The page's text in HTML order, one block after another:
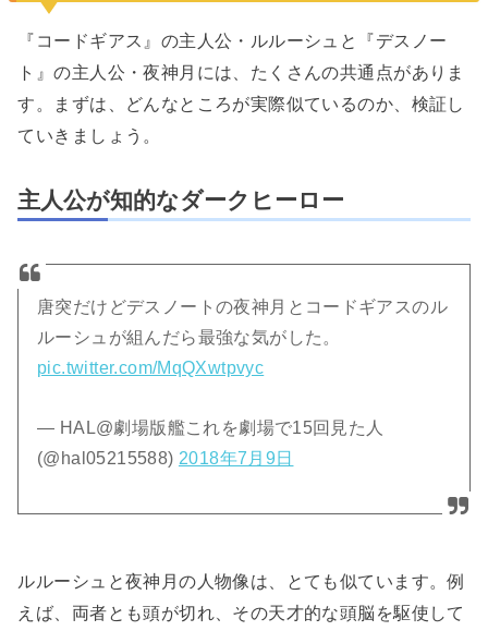
『コードギアス』の主人公・ルルーシュと『デスノー
ト』の主人公・夜神月には、たくさんの共通点がありま
す。まずは、どんなところが実際似ているのか、検証し
ていきましょう。
主人公が知的なダークヒーロー
唐突だけどデスノートの夜神月とコードギアスのル
ルーシュが組んだら最強な気がした。
pic.twitter.com/MqQXwtpvyc
— HAL@劇場版艦これを劇場で15回見た人
(@hal05215588) 2018年7月9日
ルルーシュと夜神月の人物像は、とても似ています。例
えば、両者とも頭が切れ、その天才的な頭脳を駆使して